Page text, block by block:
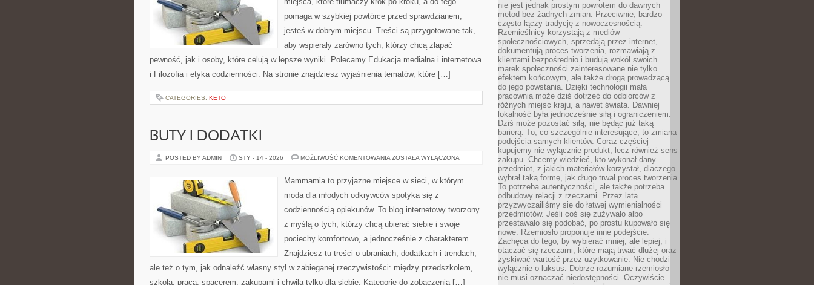
pomaga w szybkiej powtórce przed sprawdzianem,
jesteś w dobrym miejscu. Treści są przygotowane tak,
aby wspierały zarówno tych, którzy chcą złapać
pewność, jak i osoby, które celują w lepsze wyniki. Polecamy Edukacja medialna i internetowa
i Filozofia i etyka codzienności. Na stronie znajdziesz wyjaśnienia tematów, które […]
CATEGORIES: KETO
BUTY I DODATKI
POSTED BY ADMIN STY - 14 - 2026 MOŻLIWOŚĆ KOMENTOWANIA BUTY
ZOSTAŁA WYŁĄCZONA
Mammamia to przyjazne miejsce w sieci, w którym
moda dla młodych odkrywców spotyka się z
codziennością opiekunów. To blog internetowy tworzony
z myślą o tych, którzy chcą ubierać siebie i swoje
pociechy komfortowo, a jednocześnie z charakterem.
Znajdziesz tu treści o ubraniach, dodatkach i trendach,
ale też o tym, jak odnaleźć własny styl w zabieganej rzeczywistości: między przedszkolem,
szkołą, pracą, spacerem, zakupami i chwilą tylko dla siebie. Kategorie do zobaczenia […]
nie jest jednak prostym powrotem do dawnych
metod bez żadnych zmian. Przeciwnie, bardzo
często łączy tradycję z nowoczesnością.
Rzemieślnicy korzystają z mediów
społecznościowych, sprzedają przez internet,
dokumentują proces tworzenia, rozmawiają z
klientami bezpośrednio i budują wokół swoich
marek społeczności zainteresowane nie tylko
efektem końcowym, ale także drogą prowadzącą
do jego powstania. Dzięki technologii mała
pracownia może dziś dotrzeć do odbiorców z
różnych miejsc kraju, a nawet świata. Dawniej
lokalność była jednocześnie siłą i ograniczeniem.
Dziś może pozostać siłą, nie będąc już taką
barierą. To, co szczególnie interesujące, to zmiana
podejścia samych klientów. Coraz częściej
kupujemy nie wyłącznie produkt, lecz również sens
zakupu. Chcemy wiedzieć, kto wykonał dany
przedmiot, z jakich materiałów korzystał, dlaczego
wybrał taką formę, jak długo trwał proces tworzenia.
To potrzeba autentyczności, ale także potrzeba
odbudowy relacji z rzeczami. Przez lata
przyzwyczailiśmy się do łatwej wymienialności
przedmiotów. Jeśli coś się zużywało albo
przestawało się podobać, po prostu kupowało się
nowe. Rzemiosło proponuje inne podejście.
Zachęca do tego, by wybierać mniej, ale lepiej, i
otaczać się rzeczami, które mają trwać dłużej oraz
zyskiwać wartość przez użytkowanie. Nie chodzi
wyłącznie o luksus. Dobrze rozumiane rzemiosło
nie musi oznaczać niedostępności. Oczywiście